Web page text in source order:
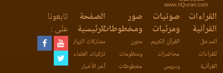
www.nQuran.com
القراءات
القرآنية
المدخل
للقراءات
القرآنية
صوتيات
ومرئيات
القرآن الكريم
محاضرات
ودروس
صور
ومخطوطات
متون
ومنظومات
مخطوطات
الصفحة
الرئيسية
مشاركات الزوار
تزكيات العلماء
آخر الأخبار
تابعونا
على :